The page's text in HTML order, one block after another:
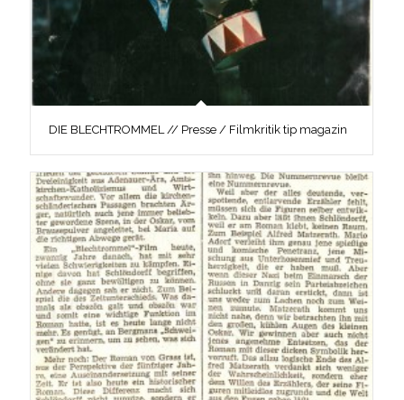
DIE BLECHTROMMEL // Presse / Filmkritik tip magazin